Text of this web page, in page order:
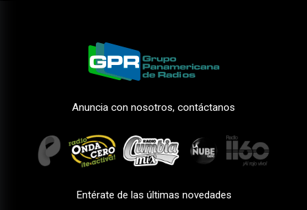
Anuncia con nosotros, contáctanos
Entérate de las últimas novedades